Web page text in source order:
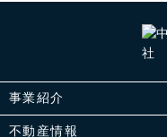
事業紹介
不動産情報